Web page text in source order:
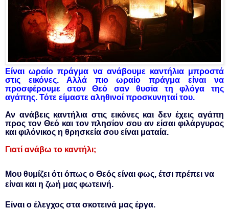
Είναι ωραίο πράγμα να ανάβουμε καντήλια μπροστά
στις εικόνες. Αλλά πιο ωραίο πράγμα είναι να
προσφέρουμε στον Θεό σαν θυσία τη φλόγα της
αγάπης. Τότε είμαστε αληθινοί προσκυνηταί του.
Αν ανάβεις καντήλια στις εικόνες και δεν έχεις αγάπη
προς τον Θεό και τον πλησίον σου αν είσαι φιλάργυρος
και φιλόνικος η θρησκεία σου είναι ματαία.
Γιατί ανάβω το καντήλι;
Μου θυμίζει ότι όπως ο Θεός είναι φως, έτσι πρέπει να
είναι και η ζωή μας φωτεινή.
Είναι ο έλεγχος στα σκοτεινά μας έργα.